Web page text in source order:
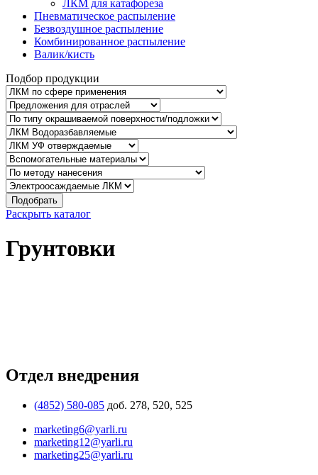
ЛКМ для катафореза
Пневматическое распыление
Безвоздушное распыление
Комбинированное распыление
Валик/кисть
Подбор продукции
Подобрать
Раскрыть каталог
Грунтовки
Отдел внедрения
(4852) 580-085 доб. 278, 520, 525
marketing6@yarli.ru
marketing12@yarli.ru
marketing25@yarli.ru